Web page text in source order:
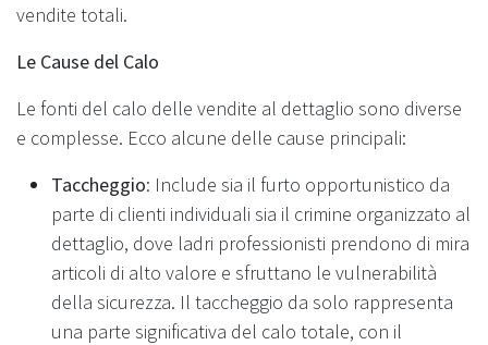
vendite totali.
Le Cause del Calo
Le fonti del calo delle vendite al dettaglio sono diverse
e complesse. Ecco alcune delle cause principali:
Taccheggio: Include sia il furto opportunistico da
parte di clienti individuali sia il crimine organizzato al
dettaglio, dove ladri professionisti prendono di mira
articoli di alto valore e sfruttano le vulnerabilità
della sicurezza. Il taccheggio da solo rappresenta
una parte significativa del calo totale, con il